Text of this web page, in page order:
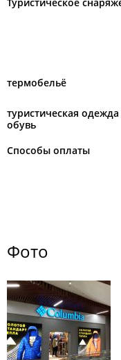
термобельё
туристическая
обувь
Способы оплаты
Фото